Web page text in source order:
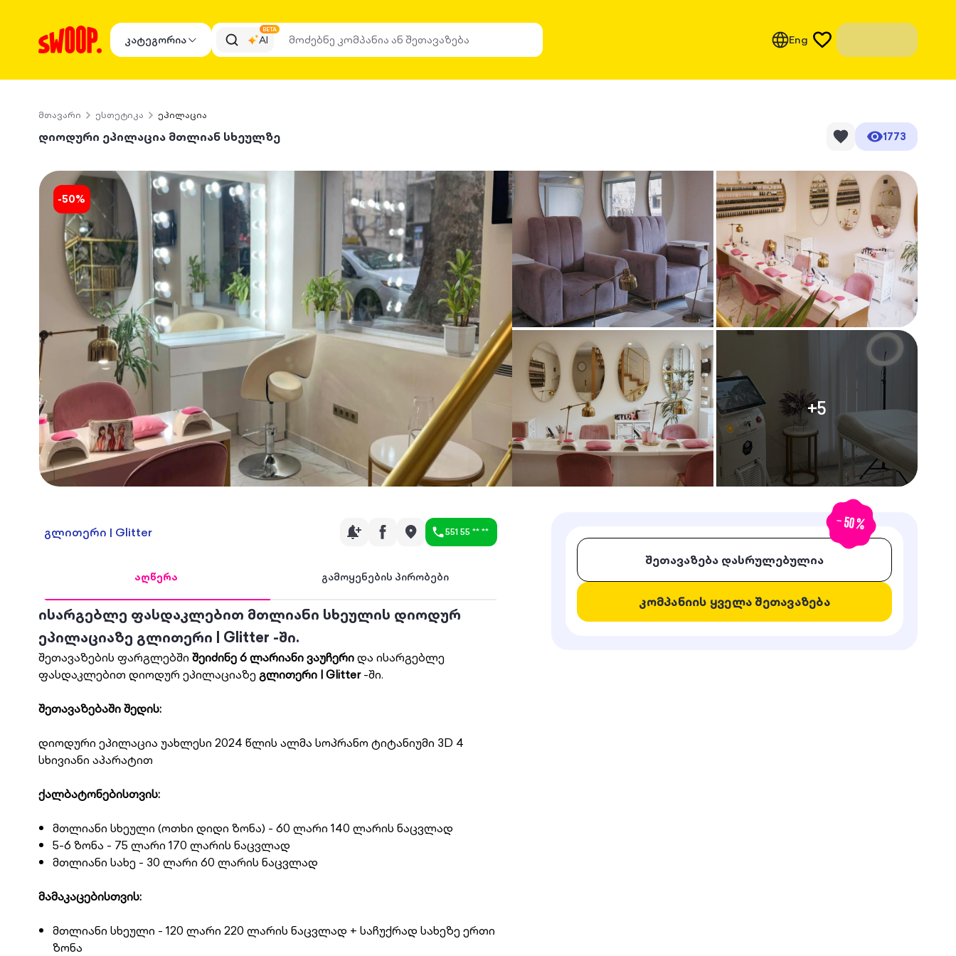
კატეგორია AI
BETA
Eng
მთავარი ესთეტიკა ეპილაცია
დიოდური ეპილაცია მთლიან სხეულზე 1773
+5
-50%
გლითერი | Glitter 551 55 ** **
აღწერა გამოყენების პირობები
ისარგებლე ფასდაკლებით მთლიანი სხეულის დიოდურ
ეპილაციაზე გლითერი | Glitter -ში.
შეთავაზების ფარგლებში შეიძინე 6 ლარიანი ვაუჩერიდა ისარგებლე
ფასდაკლებით დიოდურ ეპილაციაზეგლითერი | Glitter-ში.
შეთავაზებაში შედის:
დიოდური ეპილაცია უახლესი 2024 წლის ალმა სოპრანო ტიტანიუმი 3D 4
სხივიანი აპარატით
ქალბატონებისთვის:
მთლიანი სხეული (ოთხი დიდი ზონა) - 60 ლარი 140 ლარის ნაცვლად
5-6 ზონა - 75 ლარი 170 ლარის ნაცვლად
მთლიანი სახე - 30 ლარი 60 ლარის ნაცვლად
მამაკაცებისთვის:
მთლიანი სხეული - 120 ლარი 220 ლარის ნაცვლად + საჩუქრად სახეზე ერთი
ზონა
-50%
შეთავაზება დასრულებულია
კომპანიის ყველა შეთავაზება